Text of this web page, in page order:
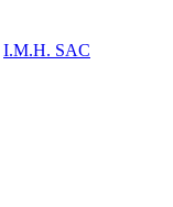
I.M.H. SAC